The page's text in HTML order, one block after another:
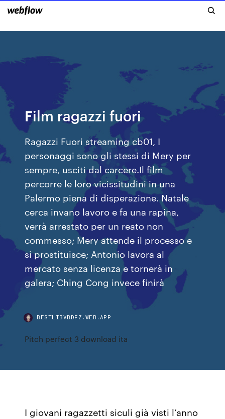
Film ragazzi fuori
Ragazzi Fuori streaming cb01, I
personaggi sono gli stessi di Mery per
sempre, usciti dal carcere.Il film
percorre le loro vicissitudini in una
Palermo piena di disperazione. Natale
cerca invano lavoro e fa una rapina,
verrà arrestato per un reato non
commesso; Mery attende il processo e
si prostituisce; Antonio lavora al
mercato senza licenza e tornerà in
galera; Ching Cong invece finirà
BESTLIBVBDFZ.WEB.APP
Pitch perfect 3 download ita
I giovani ragazzetti siculi già visti l’anno